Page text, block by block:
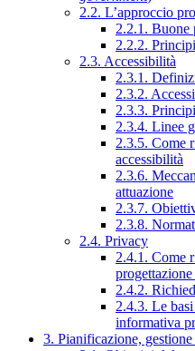
2.2. L’approccio
2.2.1. Buone
2.2.2. Principi
2.3. Accessibilità
2.3.1.
2.3.2.
2.3.3.
2.3.4. Linee
2.3.5. Come
accessibilità
2.3.6.
attuazione
2.3.7.
2.3.8.
2.4. Privacy
2.4.1. Come
2.4.2.
2.4.3. Le
informativa
3. Pianificazione, gestione